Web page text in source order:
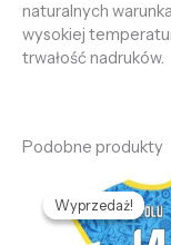
naturalnych
wysokiej
trwałość nadruków.
Podobne produkty
Wyprzedaż!
Wyprzedaż!
Pierwotna
cena
wynosiła:
469,85 zł.